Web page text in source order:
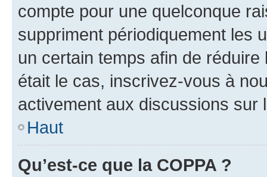
compte pour une quelconque
suppriment périodiquement les
un certain temps afin de
était le cas, inscrivez-vous à
activement aux discussions sur
Haut
Qu’est-ce que la COPPA ?